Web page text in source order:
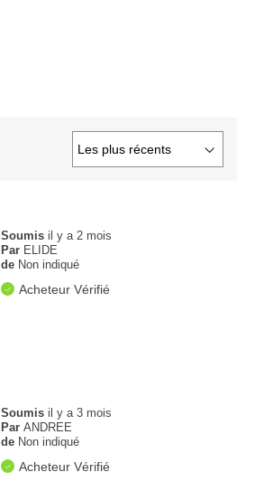
Soumisil y a 2 mois
Par ELIDE
de Non indiqué
Acheteur Vérifié
Soumisil y a 3 mois
Par ANDREE
de Non indiqué
Acheteur Vérifié